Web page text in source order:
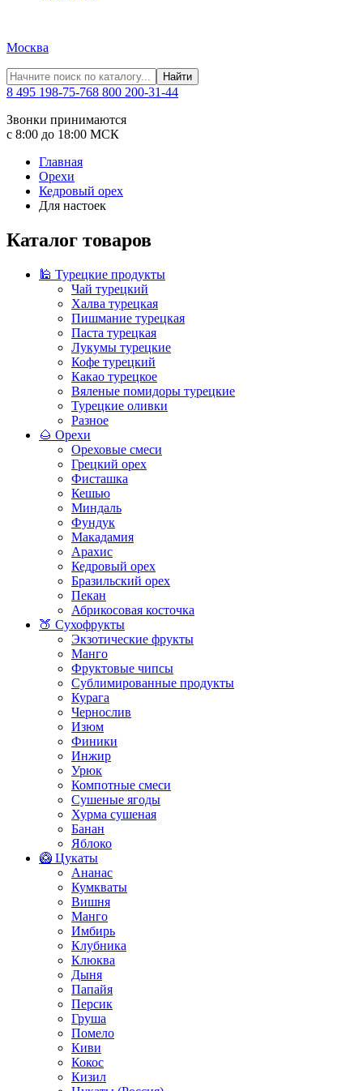
Москва
Найти
8 495 198-75-768 800 200-31-44
Звонки принимаются
с 8:00 до 18:00 МСК
Главная
Орехи
Кедровый орех
Для настоек
Каталог товаров
🕌 Турецкие продукты
Чай турецкий
Халва турецкая
Пишмание турецкая
Паста турецкая
Лукумы турецкие
Кофе турецкий
Какао турецкое
Вяленые помидоры турецкие
Турецкие оливки
Разное
🌰 Орехи
Ореховые смеси
Грецкий орех
Фисташка
Кешью
Миндаль
Фундук
Макадамия
Арахис
Кедровый орех
Бразильский орех
Пекан
Абрикосовая косточка
🍑 Сухофрукты
Экзотические фрукты
Манго
Фруктовые чипсы
Сублимированные продукты
Курага
Чернослив
Изюм
Финики
Инжир
Урюк
Компотные смеси
Сушеные ягоды
Хурма сушеная
Банан
Яблоко
🥝 Цукаты
Ананас
Кумкваты
Вишня
Манго
Имбирь
Клубника
Клюква
Дыня
Папайя
Персик
Груша
Помело
Киви
Кокос
Кизил